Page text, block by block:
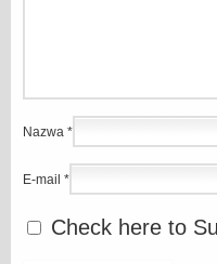
Nazwa *
E-mail *
Check here to